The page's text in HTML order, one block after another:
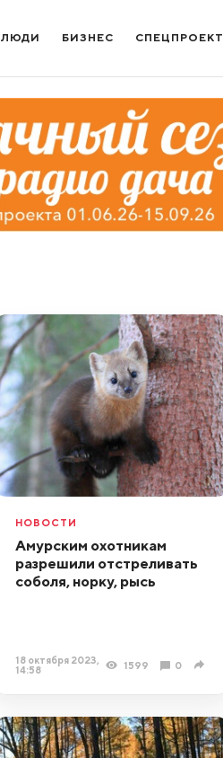
ЛЮДИ БИЗНЕС СПЕЦПРОЕКТ
НОВОСТИ
Амурским охотникам
разрешили отстреливать
соболя, норку, рысь
18 октября 2023,
14:58
1599 0